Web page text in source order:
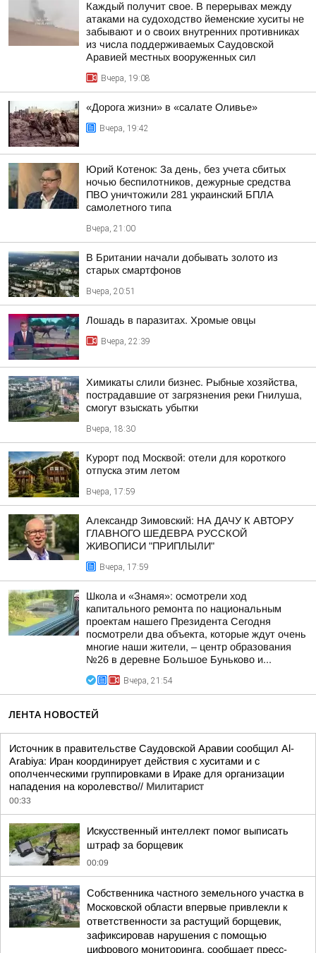
Каждый получит свое. В перерывах между
атаками на судоходство йеменские хуситы не
забывают и о своих внутренних противниках
из числа поддерживаемых Саудовской
Аравией местных вооруженных сил
Вчера, 19:08
«Дорога жизни» в «салате Оливье»
Вчера, 19:42
Юрий Котенок: За день, без учета сбитых
ночью беспилотников, дежурные средства
ПВО уничтожили 281 украинский БПЛА
самолетного типа
Вчера, 21:00
В Британии начали добывать золото из
старых смартфонов
Вчера, 20:51
Лошадь в паразитах. Хромые овцы
Вчера, 22:39
Химикаты слили бизнес. Рыбные хозяйства,
пострадавшие от загрязнения реки Гнилуша,
смогут взыскать убытки
Вчера, 18:30
Курорт под Москвой: отели для короткого
отпуска этим летом
Вчера, 17:59
Александр Зимовский: НА ДАЧУ К АВТОРУ
ГЛАВНОГО ШЕДЕВРА РУССКОЙ
ЖИВОПИСИ "ПРИПЛЫЛИ"
Вчера, 17:59
Школа и «Знамя»: осмотрели ход
капитального ремонта по национальным
проектам нашего Президента Сегодня
посмотрели два объекта, которые ждут очень
многие наши жители, – центр образования
№26 в деревне Большое Буньково и...
Вчера, 21:54
ЛЕНТА НОВОСТЕЙ
Источник в правительстве Саудовской Аравии сообщил Al-
Arabiya: Иран координирует действия с хуситами и с
ополченческими группировками в Ираке для организации
нападения на королевство// Милитарист
00:33
Искусственный интеллект помог выписать
штраф за борщевик
00:09
Собственника частного земельного участка в
Московской области впервые привлекли к
ответственности за растущий борщевик,
зафиксировав нарушения с помощью
цифрового мониторинга, сообщает пресс-